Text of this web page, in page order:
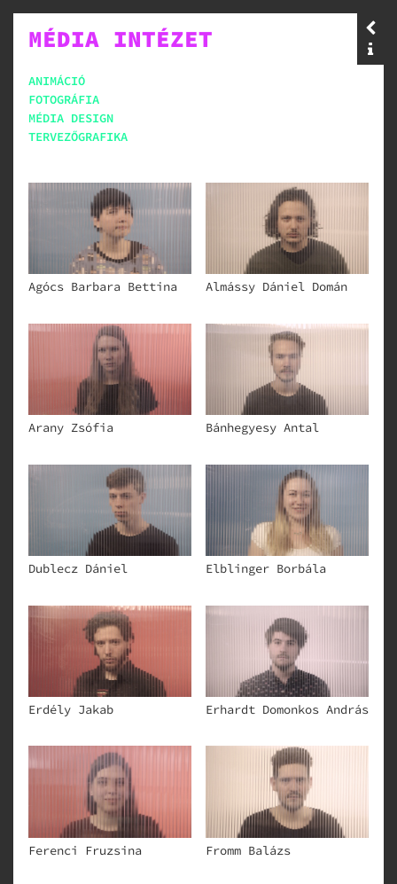
MÉDIA INTÉZET
ANIMÁCIÓ
FOTOGRÁFIA
MÉDIA DESIGN
TERVEZŐGRAFIKA
Agócs Barbara Bettina Almássy Dániel Domán
Arany Zsófia Bánhegyesy Antal
Dublecz Dániel Elblinger Borbála
Erdély Jakab Erhardt Domonkos András
Ferenci Fruzsina Fromm Balázs